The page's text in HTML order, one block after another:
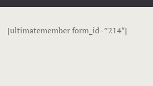
[ultimatemember form_id=”214″]